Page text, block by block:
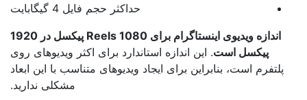
حداکثر حجم فایل 4 گیگابایت
اندازه ویدیوی اینستاگرام برای Reels 1080 پیکسل در 1920
پیکسل است. این اندازه استاندارد برای اکثر ویدیوهای روی
پلتفرم است، بنابراین برای ایجاد ویدیوهای متناسب با این ابعاد
مشکلی ندارید.